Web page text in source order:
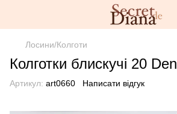
Лосини/Колготи
Колготки блискучі 20 Den
Артикул: art0660 Написати відгук